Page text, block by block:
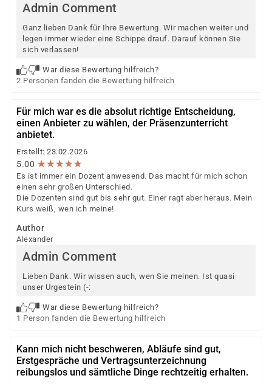
Admin Comment
Ganz lieben Dank für Ihre Bewertung. Wir machen weiter und
legen immer wieder eine Schippe drauf. Darauf können Sie
sich verlassen!
War diese Bewertung hilfreich?
2 Personen fanden die Bewertung hilfreich
Für mich war es die absolut richtige Entscheidung,
einen Anbieter zu wählen, der Präsenzunterricht
anbietet.
Erstellt: 23.02.2026
5.00 ★★★★★
★★★★★
Es ist immer ein Dozent anwesend. Das macht für mich schon
einen sehr großen Unterschied.
Die Dozenten sind gut bis sehr gut. Einer ragt aber heraus. Mein
Kurs weiß, wen ich meine!
Author
Alexander
Admin Comment
Lieben Dank. Wir wissen auch, wen Sie meinen. Ist quasi
unser Urgestein (-:
War diese Bewertung hilfreich?
1 Person fanden die Bewertung hilfreich
Kann mich nicht beschweren, Abläufe sind gut,
Erstgespräche und Vertragsunterzeichnung
reibungslos und sämtliche Dinge rechtzeitig erhalten.